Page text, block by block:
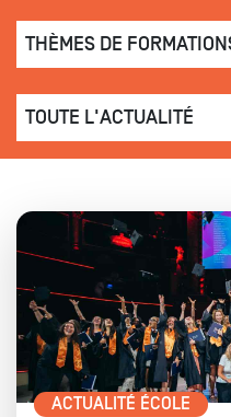
THÈMES DE
TOUTE L'ACTUALITÉ
ACTUALITÉ ÉCOLE